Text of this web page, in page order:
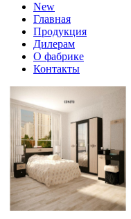
New
Главная
Продукция
Дилерам
О фабрике
Контакты